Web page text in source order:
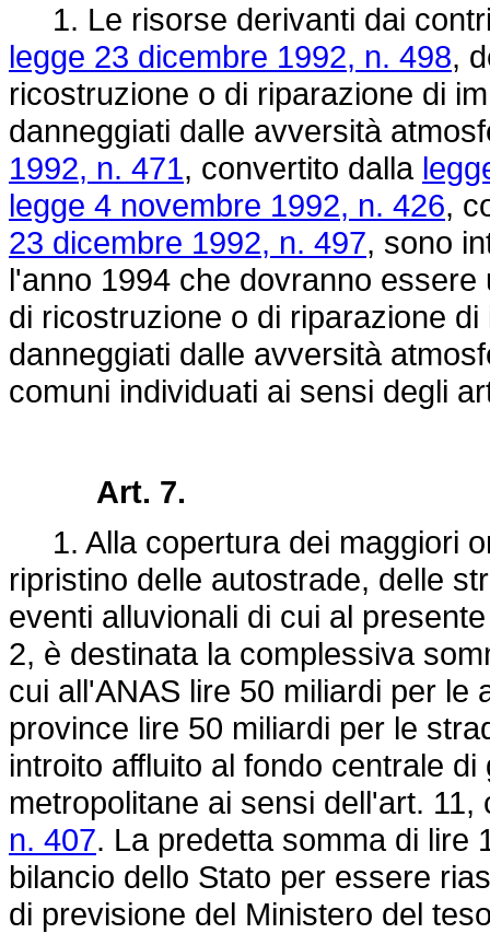
1. Le risorse derivanti dai
legge 23 dicembre 1992, n. 498,
ricostruzione o di riparazione di
danneggiati dalle avversità
1992, n. 471, convertito dalla
legge 4 novembre 1992, n. 426,
23 dicembre 1992, n. 497, sono
l'anno 1994 che dovranno
di ricostruzione o di riparazione
danneggiati dalle avversità
comuni individuati ai sensi degli
Art. 7.
1. Alla copertura dei maggiori
ripristino delle autostrade, delle
eventi alluvionali di cui al
2, è destinata la complessiva
cui all'ANAS lire 50 miliardi per le
province lire 50 miliardi per le
introito affluito al fondo centrale
metropolitane ai sensi dell'art.
n. 407. La predetta somma di lire
bilancio dello Stato per essere
di previsione del Ministero del